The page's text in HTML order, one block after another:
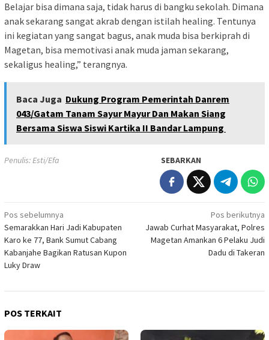
Belajar bisa dimana saja, tidak harus di bangku sekolah. Dimana
anak sekarang sangat akrab dengan istilah healing. Tentunya
ini kegiatan yang sangat bagus, anak muda bisa berkiprah di
Magetan, bisa memotivasi anak muda jaman sekarang,
sekaligus healing,” terangnya.
Baca Juga Dukung Program Pemerintah Danrem
043/Gatam Tanam Sayur Mayur Dan Makan Siang
Bersama Siswa Siswi Kartika II Bandar Lampung
Penulis: Esti/Efa SEBARKAN
Navigasi
pos
Pos sebelumnya
Semarakkan Hari Jadi Kabupaten
Karo ke 77, Bank Sumut Cabang
Kabanjahe Bagikan Ratusan Kupon
Luky Draw
Pos berikutnya
Jawab Curhat Masyarakat, Polres
Magetan Amankan 6 Pelaku Judi
Dadu di Takeran
POS TERKAIT